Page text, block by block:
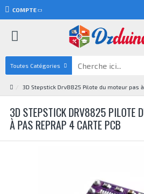
COMPTE
Toutes Catégories
3D Stepstick Drv8825 Pilote du moteur pas
3D STEPSTICK DRV8825 PILOTE
À PAS REPRAP 4 CARTE PCB